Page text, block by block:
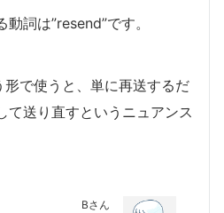
動詞は”resend”です。
形で使うと、単に再送するだ
て送り直すというニュアンス
Bさん